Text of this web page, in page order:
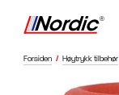
Forsiden / Høytrykk tilbehør